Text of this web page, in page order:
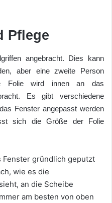
Pflege
angebracht. Dies kann
aber eine zweite Person
Folie wird innen an das
Es gibt verschiedene
Fenster angepasst werden
sich die Größe der Folie
Fenster gründlich geputzt
wie es die
an die Scheibe
am besten von oben